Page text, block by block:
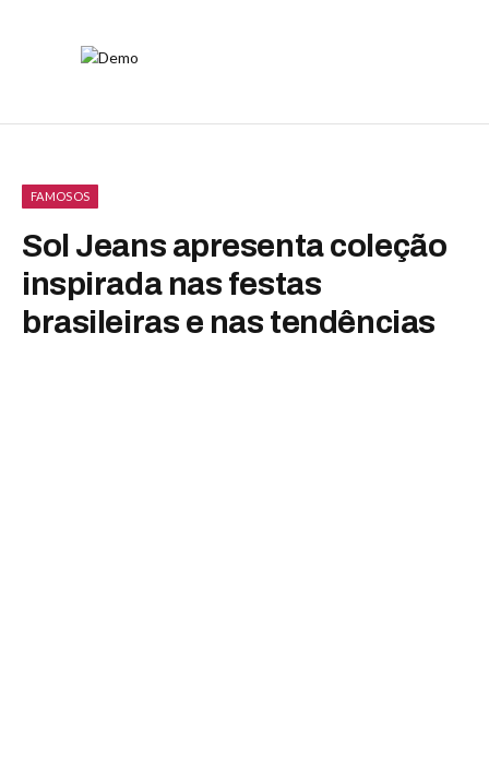
FAMOSOS
Sol Jeans apresenta coleção
inspirada nas festas
brasileiras e nas tendências